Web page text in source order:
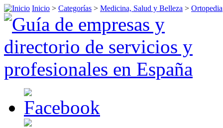
Inicio > Categorías > Medicina, Salud y Belleza > Ortopedia